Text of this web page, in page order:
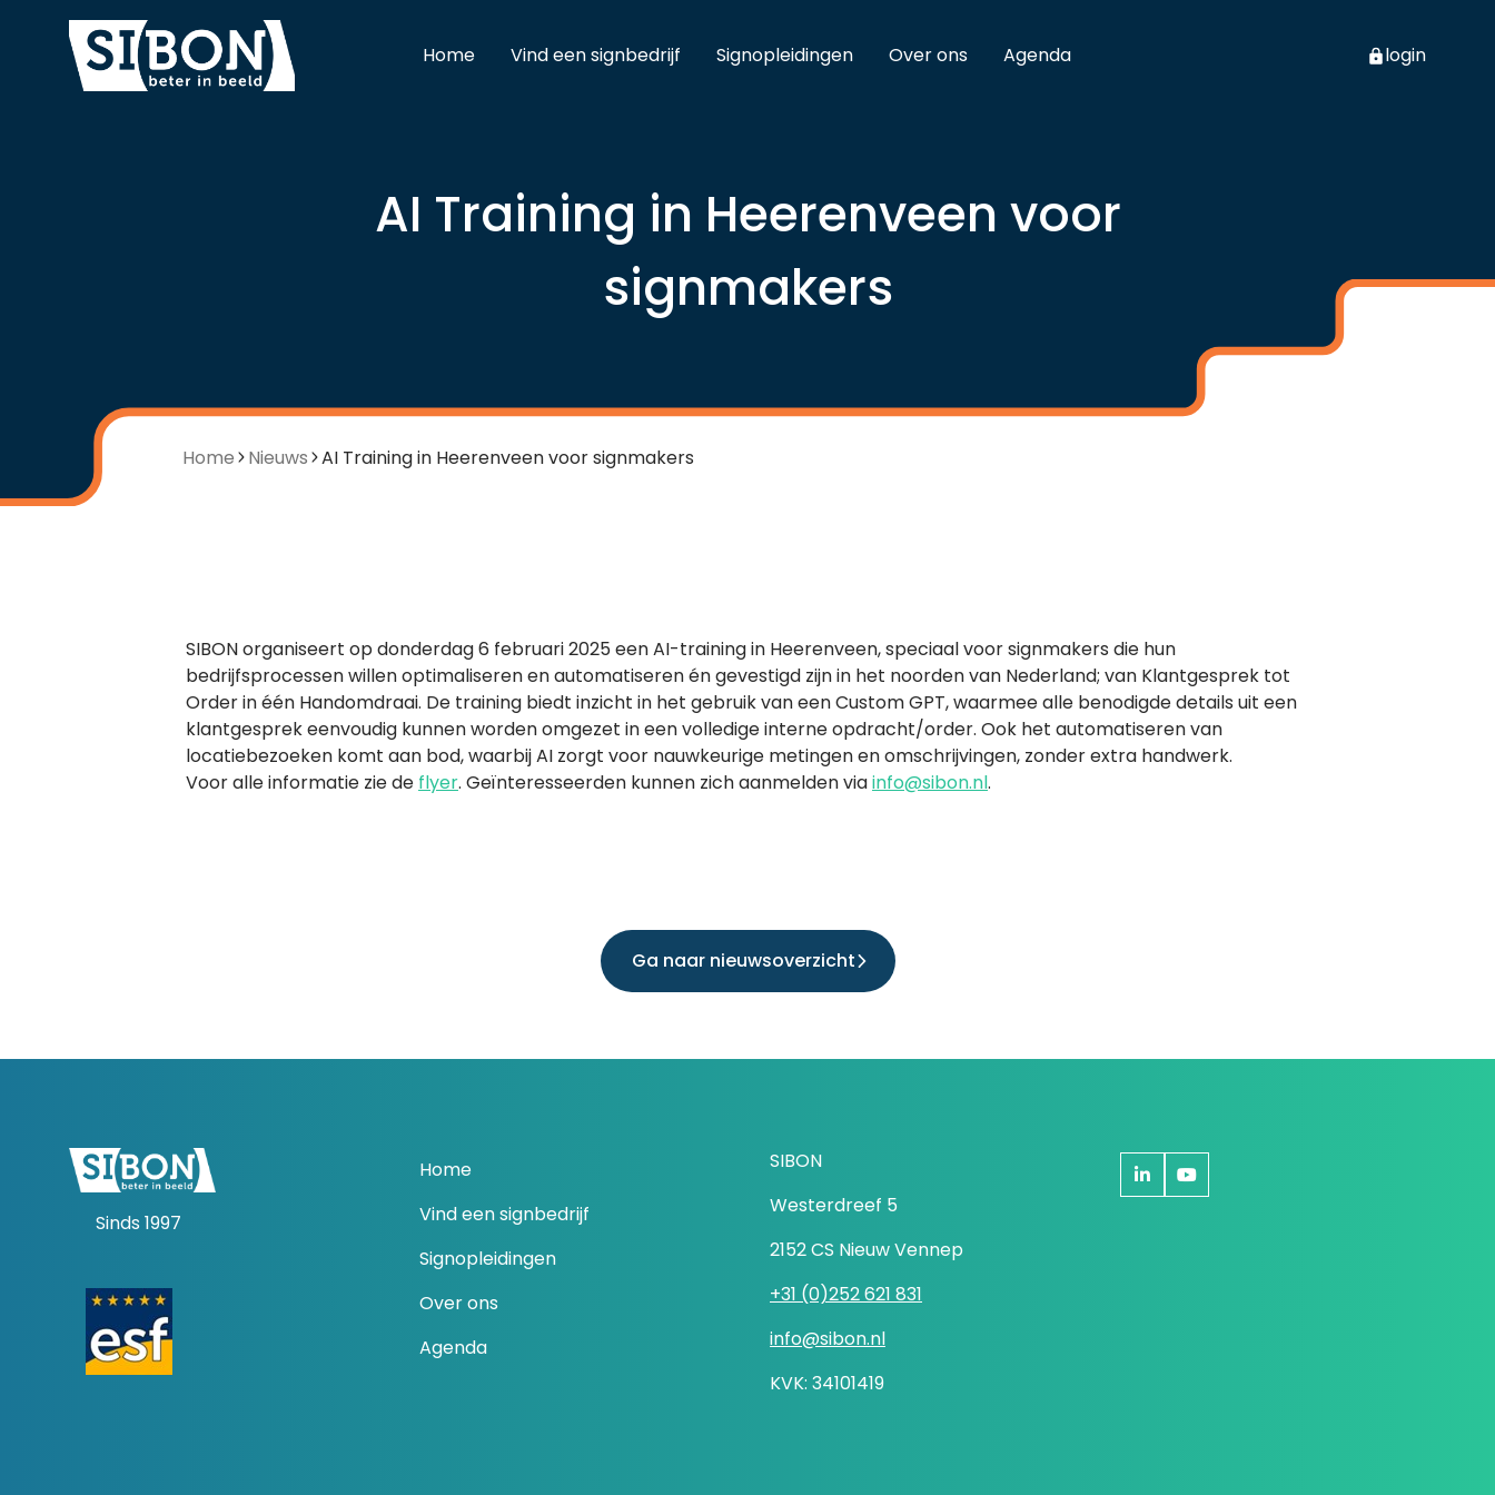
Home Vind een signbedrijf Signopleidingen Over ons Agenda login
AI Training in Heerenveen voor
signmakers
Home Nieuws AI Training in Heerenveen voor signmakers
SIBON organiseert op donderdag 6 februari 2025 een AI-training in Heerenveen, speciaal voor signmakers die hun
bedrijfsprocessen willen optimaliseren en automatiseren én gevestigd zijn in het noorden van Nederland; van Klantgesprek tot
Order in één Handomdraai. De training biedt inzicht in het gebruik van een Custom GPT, waarmee alle benodigde details uit een
klantgesprek eenvoudig kunnen worden omgezet in een volledige interne opdracht/order. Ook het automatiseren van
locatiebezoeken komt aan bod, waarbij AI zorgt voor nauwkeurige metingen en omschrijvingen, zonder extra handwerk.
Voor alle informatie zie de flyer. Geïnteresseerden kunnen zich aanmelden viainfo@sibon.nl.
Ga naar nieuwsoverzicht
Sinds 1997
Home
Vind een signbedrijf
Signopleidingen
Over ons
Agenda
SIBON
Westerdreef 5
2152 CS Nieuw Vennep
+31 (0)252 621 831
info@sibon.nl
KVK: 34101419